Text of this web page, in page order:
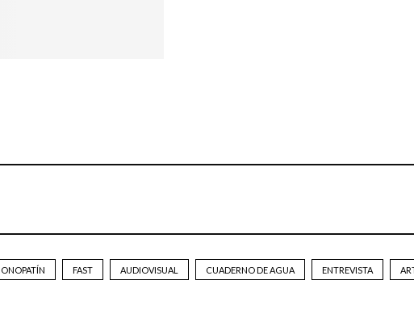
FAST AUDIOVISUAL CUADERNO DE AGUA ENTREVISTA